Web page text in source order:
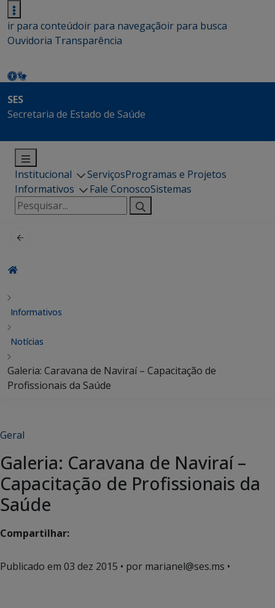
ir para conteúdoir para navegaçãoir para busca
Ouvidoria Transparência
SES
Secretaria de Estado de Saúde
Institucional ServiçosProgramas e Projetos
Informativos
Fale ConoscoSistemas
Pesquisar
por:
Informativos
Notícias
Galeria: Caravana de Naviraí – Capacitação de
Profissionais da Saúde
Geral
Galeria: Caravana de Naviraí –
Capacitação de Profissionais da
Saúde
Compartilhar:
Publicado em 03 dez 2015 • por marianel@ses.ms •